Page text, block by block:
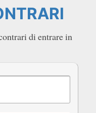
di entrare in